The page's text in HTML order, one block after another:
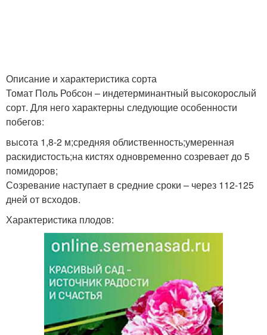
Описание и характеристика сорта
Томат Поль Робсон – индетерминантный высокорослый
сорт. Для него характерны следующие особенности
побегов:
высота 1,8-2 м;средняя облиственность;умеренная
раскидистость;на кистях одновременно созревает до 5
помидоров;
Созревание наступает в средние сроки – через 112-125
дней от всходов.
Характеристика плодов: